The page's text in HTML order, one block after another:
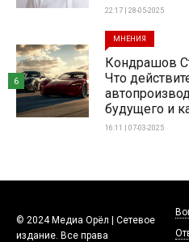
22:17 | 28-05-2025
МНЕНИЯ
Кондрашов
Что
будущего и
16:11 | 07-03-2025
6
© 2024 Медиа Орёл | Сетевое
издание. Все права